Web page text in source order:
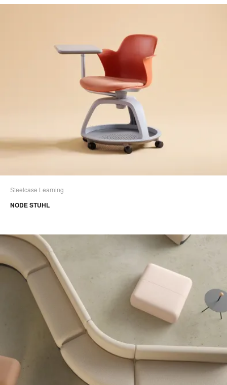
Steelcase Learning
NODE STUHL